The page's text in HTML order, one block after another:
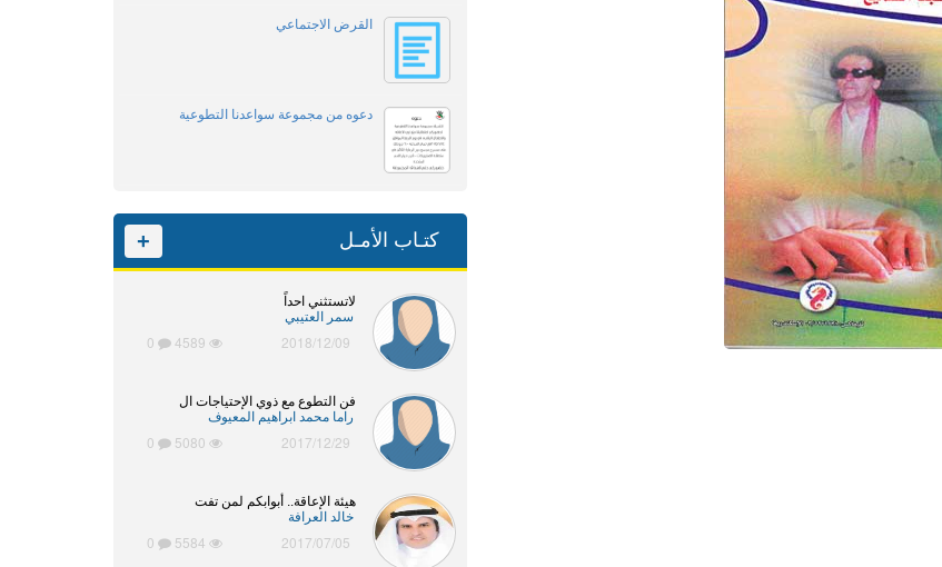
القرض الاجتماعي
دعوه من مجموعة سواعدنا التطوعية
كتـاب الأمـل +
لاتستثني احداً
سمر العتيبي
2018/12/09
فن التطوع مع ذوي الإحتياجات ال
راما محمد ابراهيم المعيوف
2017/12/29
هيئة الإعاقة.. أبوابكم لمن تفت
خالد العرافة
2017/07/05